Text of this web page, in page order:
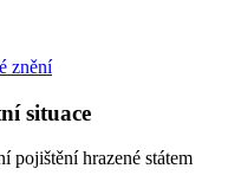
znění
situace
pojištění hrazené státem